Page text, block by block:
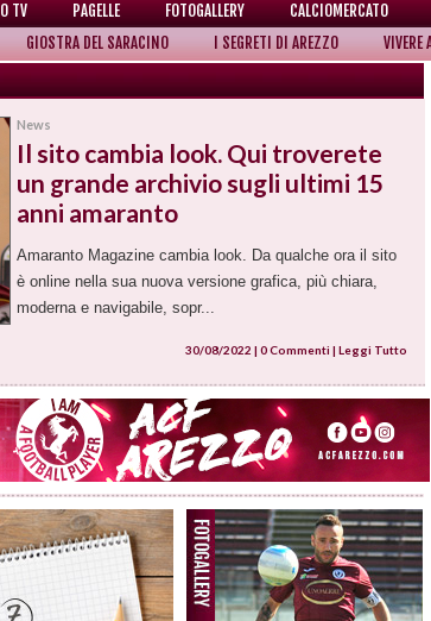
TV PAGELLE FOTOGALLERY CALCIOMERCATO
GIOSTRA DEL SARACINO
I SEGRETI DI AREZZO VIVERE
News
Il sito cambia look. Qui troverete
un grande archivio sugli ultimi 15
anni amaranto
Amaranto Magazine cambia look. Da qualche ora il sito
è online nella sua nuova versione grafica, più chiara,
moderna e navigabile, sopr...
30/08/2022 | 0 Commenti | Leggi Tutto